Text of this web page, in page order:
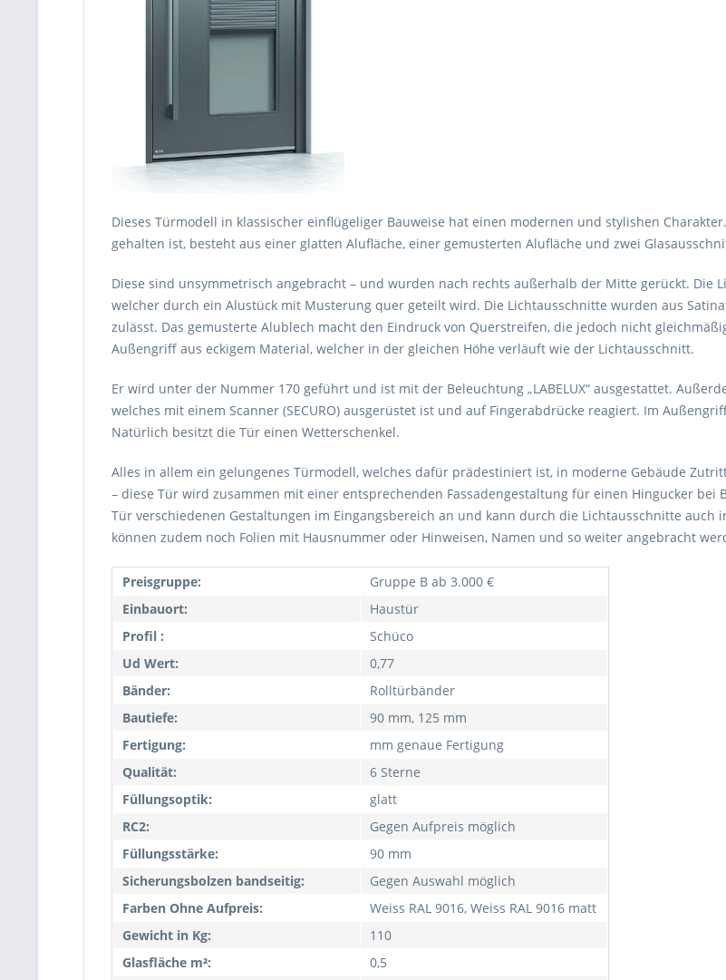
Dieses Türmodell in klassischer einflügeliger Bauweise hat einen modernen und stylishen
gehalten ist, besteht aus einer glatten Alufläche, einer gemusterten Alufläche und zwei
Diese sind unsymmetrisch angebracht – und wurden nach rechts außerhalb der Mitte gerückt. Die
welcher durch ein Alustück mit Musterung quer geteilt wird. Die Lichtausschnitte wurden aus
zulässt. Das gemusterte Alublech macht den Eindruck von Querstreifen, die jedoch nicht
Außengriff aus eckigem Material, welcher in der gleichen Höhe verläuft wie der Lichtausschnitt.
Er wird unter der Nummer 170 geführt und ist mit der Beleuchtung „LABELUX“ ausgestattet.
welches mit einem Scanner (SECURO) ausgerüstet ist und auf Fingerabdrücke reagiert. Im Außengriff
Natürlich besitzt die Tür einen Wetterschenkel.
Alles in allem ein gelungenes Türmodell, welches dafür prädestiniert ist, in moderne Gebäude
– diese Tür wird zusammen mit einer entsprechenden Fassadengestaltung für einen Hingucker bei
Tür verschiedenen Gestaltungen im Eingangsbereich an und kann durch die Lichtausschnitte
können zudem noch Folien mit Hausnummer oder Hinweisen, Namen und so weiter angebracht
Preisgruppe:
Gruppe B ab 3.000 €
Einbauort:
Haustür
Profil :
Schüco
Ud Wert:
0,77
Bänder:
Rolltürbänder
Bautiefe:
90 mm, 125 mm
Fertigung:
mm genaue Fertigung
Qualität:
6 Sterne
Füllungsoptik:
glatt
RC2:
Gegen Aufpreis möglich
Füllungsstärke:
90 mm
Sicherungsbolzen bandseitig:
Gegen Auswahl möglich
Farben Ohne Aufpreis:
Weiss RAL 9016, Weiss RAL 9016 matt
Gewicht in Kg:
110
Glasfläche m²:
0,5